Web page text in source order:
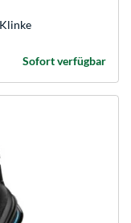
Sofort verfügbar